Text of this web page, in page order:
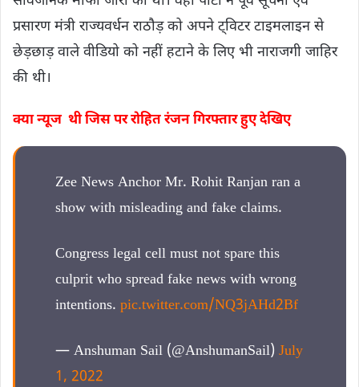
प्रसारण मंत्री राज्यवर्धन राठौड़ को अपने ट्विटर टाइमलाइन से
छेड़छाड़ वाले वीडियो को नहीं हटाने के लिए भी नाराजगी जाहिर
की थी।
क्या न्यूज थी जिस पर रोहित रंजन गिरफ्तार हुए देखिए
Zee News Anchor Mr. Rohit Ranjan ran a
show with misleading and fake claims.
Congress legal cell must not spare this
culprit who spread fake news with wrong
intentions. pic.twitter.com/NQ3jAHd2Bf
— Anshuman Sail (@AnshumanSail) July
1, 2022